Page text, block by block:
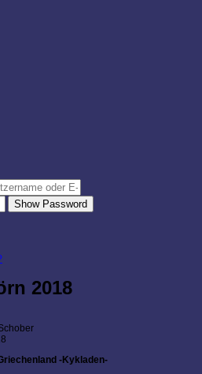
Show Password
2018
-Kykladen-